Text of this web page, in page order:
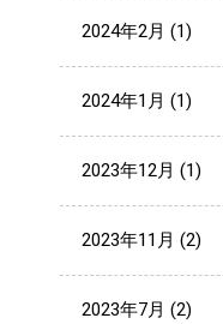
2024年2月 (1)
2024年1月 (1)
2023年12月 (1)
2023年11月 (2)
2023年7月 (2)